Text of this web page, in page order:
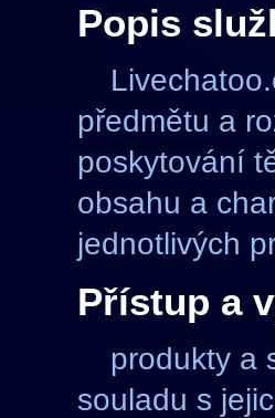
Popis
předmětu a
poskytování
obsahu a
jednotlivých
Přístup a
produkty a
souladu s